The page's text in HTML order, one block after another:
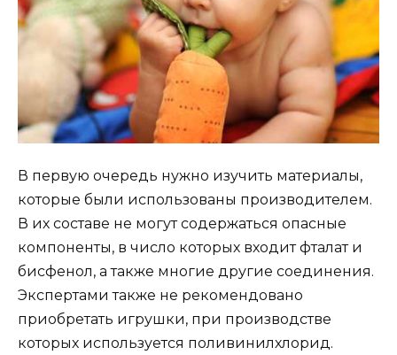
В первую очередь нужно изучить материалы,
которые были использованы производителем.
В их составе не могут содержаться опасные
компоненты, в число которых входит фталат и
бисфенол, а также многие другие соединения.
Экспертами также не рекомендовано
приобретать игрушки, при производстве
которых используется поливинилхлорид.